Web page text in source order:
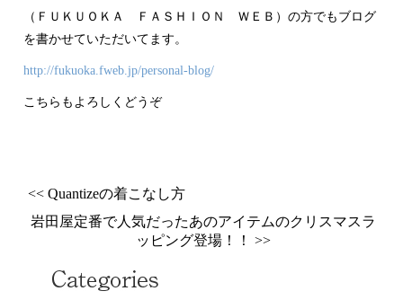
（ＦＵＫＵＯＫＡ ＦＡＳＨＩＯＮ ＷＥＢ）の方でもブログ
を書かせていただいてます。
http://fukuoka.fweb.jp/personal-blog/
こちらもよろしくどうぞ
<< Quantizeの着こなし方
岩田屋定番で人気だったあのアイテムのクリスマスラ
ッピング登場！！ >>